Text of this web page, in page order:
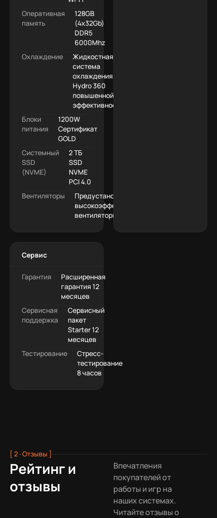
Оперативная
память
128GB
(4x32Gb)
DDR5
6000Mhz
Охлаждение
Жидкостная
система
охлаждения
Hydro 360
повышенной
эффективности
Блоки
питания
1200W
Сертификат
GOLD
Системный
SSD
(NVME)
2 ТБ
SSD
NVME
PCI 4.0
Вентиляторы
Предустановленные
высокоэффективные
вентиляторы
Сервис
Гарантия
Расширенная
гарантия 12
месяцев
Сервисная
поддержка
Сервисный
пакет
Starter 12
месяцев
Тестирование
Стресс-
тестирование
8 часов
[ 2 · Отзывы ]
Рейтинг и
отзывы
Впечатления
покупателей от
работы и игр на
наших системах.
Читайте отзывы о